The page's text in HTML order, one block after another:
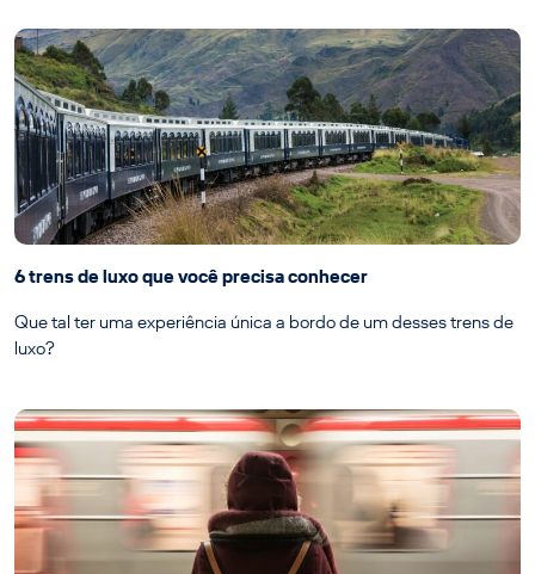
6 trens de luxo que você precisa conhecer
Que tal ter uma experiência única a bordo de um desses trens de
luxo?